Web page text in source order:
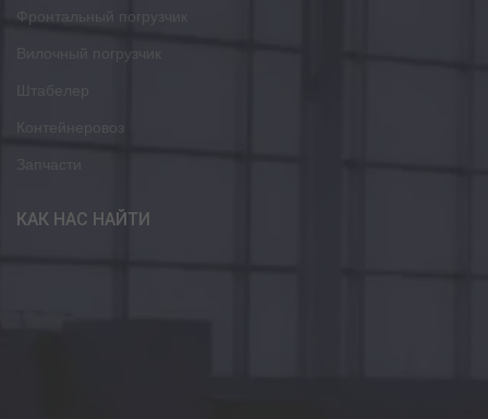
Фронтальный погрузчик
Вилочный погрузчик
Контейнеровоз
КАК НАС НАЙТИ